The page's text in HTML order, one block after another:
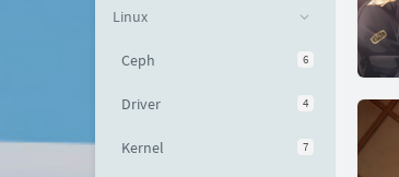
Linux
6
Ceph
4
Driver
7
Kernel